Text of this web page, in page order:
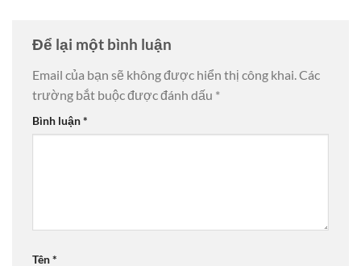
Để lại một bình luận
Email của bạn sẽ không được hiển thị công khai. Các
trường bắt buộc được đánh dấu *
Bình luận*
Tên*